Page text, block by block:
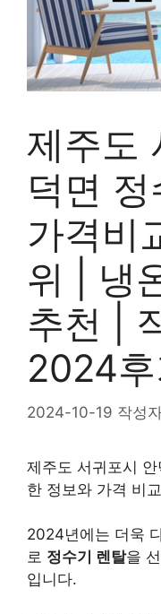
제주도
덕면 정
가격비
위 | 냉
추천 |
2024후
2024-10-19 작성
제주도 서귀포시 안
한 정보와 가격 비
2024년에는 더욱
로 정수기 렌탈을
입니다.